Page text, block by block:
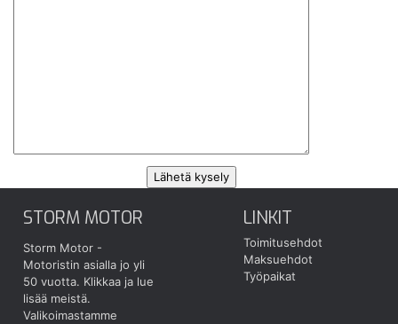
STORM MOTOR
Storm Motor -
Motoristin asialla jo yli
50 vuotta. Klikkaa ja lue
lisää meistä.
Valikoimastamme
LINKIT
Toimitusehdot
Maksuehdot
Työpaikat